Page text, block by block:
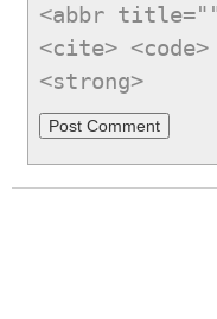
<abbr
<cite>
<strong>